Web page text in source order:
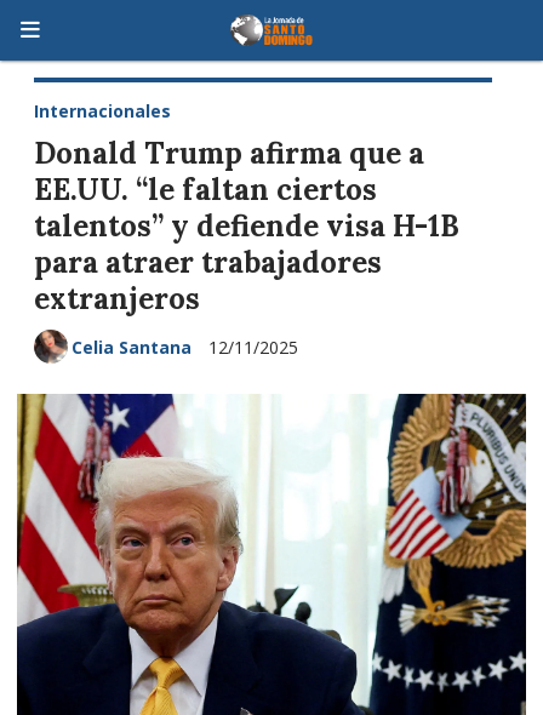
Donald Trump afirma que a
EE.UU. “le faltan ciertos
talentos” y defiende visa H-1B
para atraer trabajadores
extranjeros
Internacionales
12/11/2025
Celia Santana